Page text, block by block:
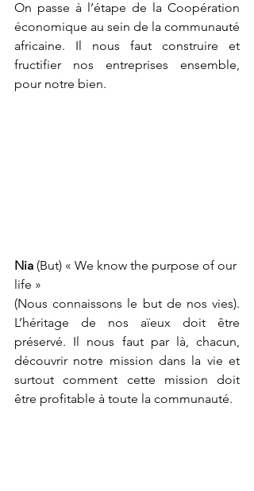
On passe à l’étape de la Coopération
économique au sein de la communauté
africaine. Il nous faut construire et
fructifier nos entreprises ensemble,
pour notre bien.
Nia (But) « We know the purpose of our
life »
(Nous connaissons le but de nos vies).
L’héritage de nos aïeux doit être
préservé. Il nous faut par là, chacun,
découvrir notre mission dans la vie et
surtout comment cette mission doit
être profitable à toute la communauté.